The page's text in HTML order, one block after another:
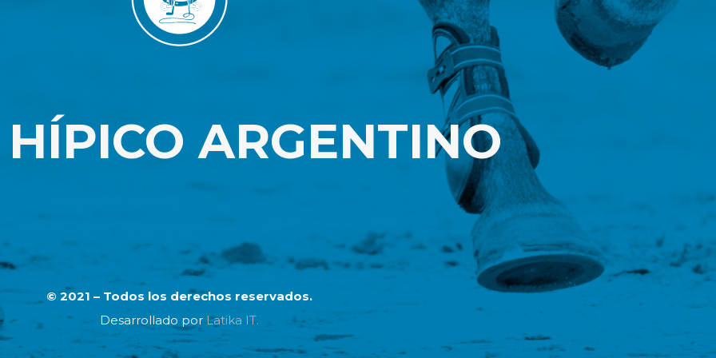
ARGENTINO
© 2021 – Todos los derechos reservados.
Desarrollado por Latika IT.